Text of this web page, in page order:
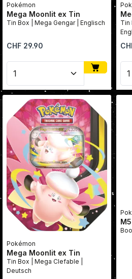
Pokémon
Mega Moonlit ex Tin
Tin Box | Mega Gengar | Englisch
Regulärer Preis:
CHF 29.90
Produkt Anzahl: Gib den
Tin Box |
Pokémon
Mega Moonlit ex Tin
Tin Box | Mega Clefable |
Deutsch